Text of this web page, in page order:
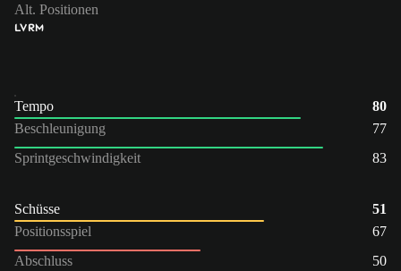
Alt. Positionen
LVRM
Tempo
80
Beschleunigung
77
Sprintgeschwindigkeit
83
Schüsse
51
Positionsspiel
67
Abschluss
50